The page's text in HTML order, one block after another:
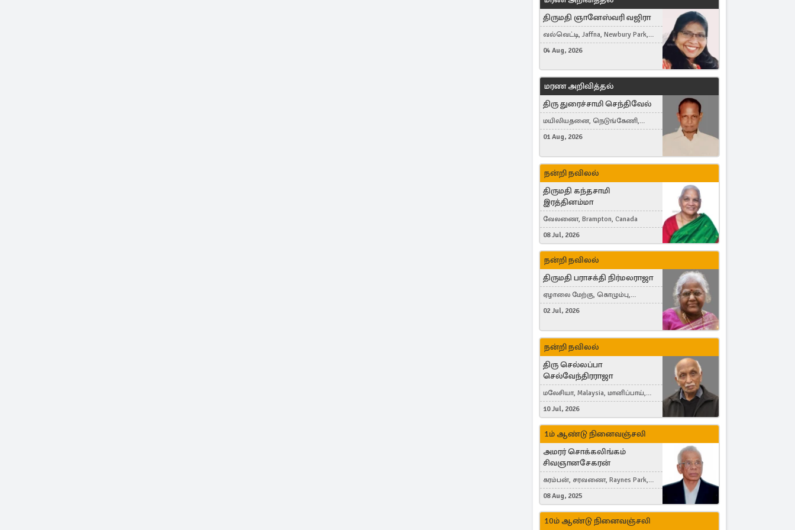
திருமதி ஞானேஸ்வரி வஜிரா
வல்வெட்டி, Jaffna, Newbury Park,
United Kingdom
04 Aug, 2026
மரண அறிவித்தல்
திரு துரைச்சாமி செந்திவேல்
மயிலியதனை, நெடுங்கேணி,
கம்பர்மலை
01 Aug, 2026
நன்றி நவிலல்
திருமதி கந்தசாமி
இரத்தினம்மா
வேலணை, Brampton, Canada
08 Jul, 2026
நன்றி நவிலல்
திருமதி பராசக்தி நிர்மலராஜா
ஏழாலை மேற்கு, கொழும்பு,
தங்காலை, London, United Kingdom
02 Jul, 2026
நன்றி நவிலல்
திரு செல்லப்பா
செல்வேந்திரராஜா
மலேசியா, Malaysia, மானிப்பாய்,
Duisburg, Germany, London, United
Kingdom
10 Jul, 2026
1ம் ஆண்டு நினைவஞ்சலி
அமரர் சொக்கலிங்கம்
சிவஞானசேகரன்
கரம்பன், சரவணை, Raynes Park,
London, United Kingdom
08 Aug, 2025
10ம் ஆண்டு நினைவஞ்சலி